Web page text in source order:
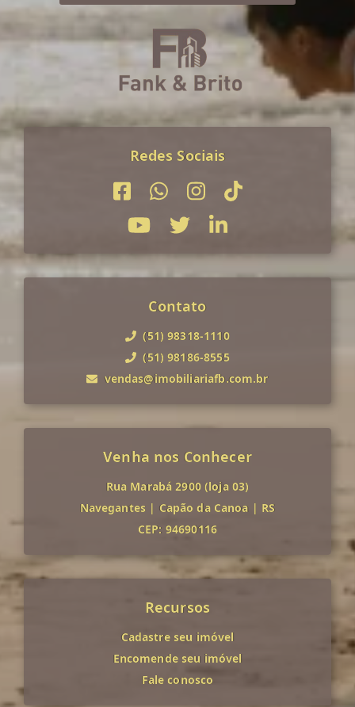
Redes Sociais
Contato
(51) 98318-1110
(51) 98186-8555
vendas@imobiliariafb.com.br
Venha nos Conhecer
Rua Marabá 2900 (loja 03)
Navegantes | Capão da Canoa | RS
CEP: 94690116
Recursos
Cadastre seu imóvel
Encomende seu imóvel
Fale conosco